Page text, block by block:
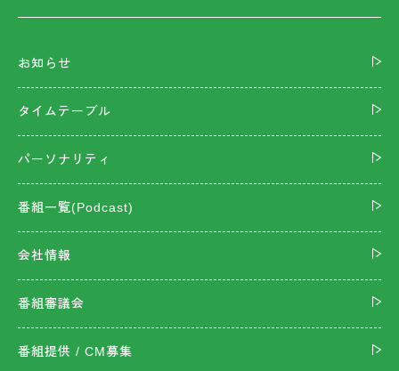
お知らせ
タイムテーブル
パーソナリティ
番組一覧(Podcast)
会社情報
番組審議会
番組提供 / CM募集